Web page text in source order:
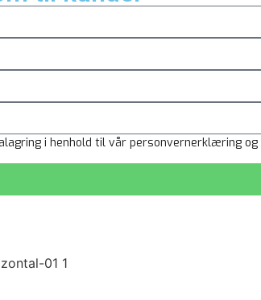
i henhold til vår personvernerklæring